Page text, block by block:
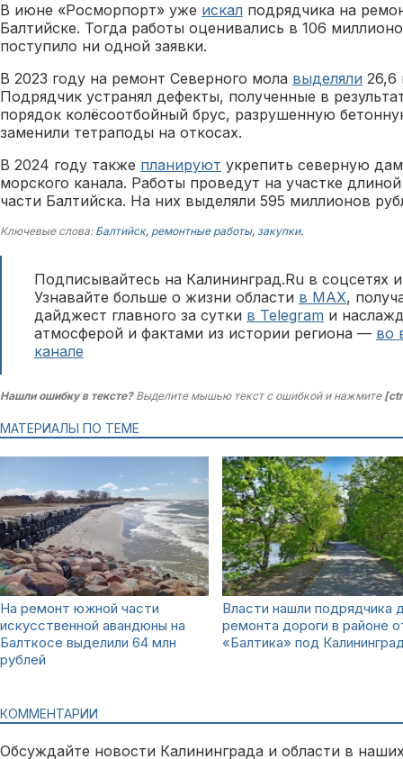
В июне «Росморпорт» уже искал подрядчика на
Балтийске. Тогда работы оценивались в 106
поступило ни одной заявки.
В 2023 году на ремонт Северного мола выделяли 26,6
Подрядчик устранял дефекты, полученные в
порядок колёсоотбойный брус, разрушенную
заменили тетраподы на откосах.
В 2024 году также планируют укрепить северную
морского канала. Работы проведут на участке
части Балтийска. На них выделяли 595 миллионов
Ключевые слова: Балтийск, ремонтные работы, закупки.
Подписывайтесь на Калининград.Ru в соцсетях
Узнавайте больше о жизни области в MAX,
дайджест главного за сутки в Telegram и
атмосферой и фактами из истории региона — во
канале
Нашли ошибку в тексте?Выделите мышью текст с ошибкой и нажмите
МАТЕРИАЛЫ ПО ТЕМЕ
На ремонт южной части
искусственной авандюны на
Балткосе выделили 64 млн
рублей
Власти нашли подрядчика
ремонта дороги в районе
«Балтика» под
КОММЕНТАРИИ
Обсуждайте новости Калининграда и области в